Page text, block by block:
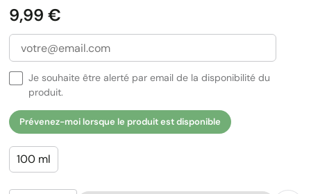
Prix
9,99 €
Je souhaite être alerté par email de la disponibilité du
produit.
Prévenez-moi lorsque le produit est disponible
100 ml